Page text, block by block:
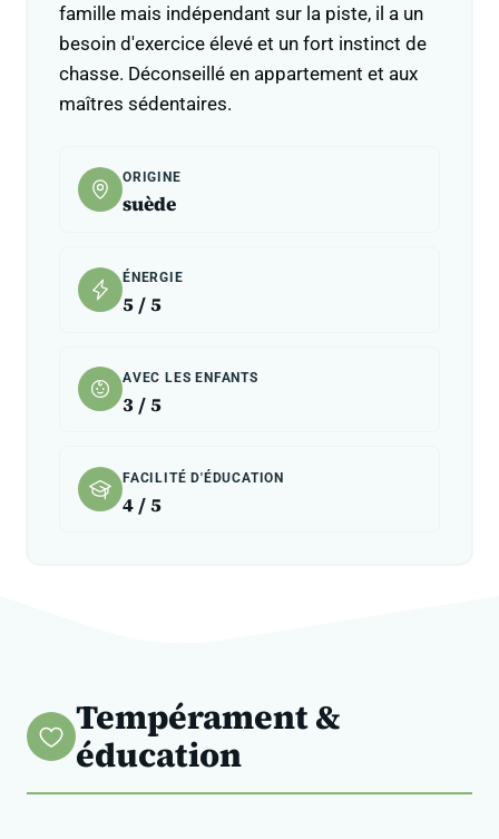
famille mais indépendant sur la piste, il a un
besoin d'exercice élevé et un fort instinct de
chasse. Déconseillé en appartement et aux
maîtres sédentaires.
ORIGINE
suède
ÉNERGIE
5 / 5
AVEC LES ENFANTS
3 / 5
FACILITÉ D'ÉDUCATION
4 / 5
Tempérament &
éducation